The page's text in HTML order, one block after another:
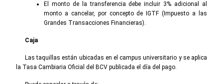
El monto de la transferencia debe incluir 3% adicional al
monto a cancelar, por concepto de IGTF (Impuesto a las
Grandes Transacciones Financieras).
Caja
Las taquillas están ubicadas en el campus universitario y se aplica
la Tasa Cambiaria Oficial del BCV publicada el día del pago.